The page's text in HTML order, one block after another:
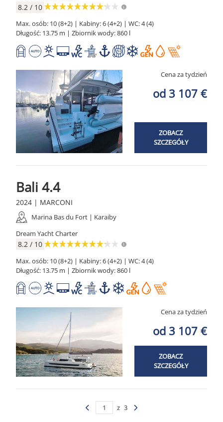
8.2 / 10
Max. osób: 10 (8+2) | Kabiny: 6 (4+2) | WC: 4 (4)
Długość: 13.75 m | Zbiornik wody: 860 l
Cena za tydzień
od 3 107 €
ZOBACZ
SZCZEGÓŁY
Bali 4.4
2024 | MARCONI
Marina Bas du Fort | Karaiby
Dream Yacht Charter
8.2 / 10
Max. osób: 10 (8+2) | Kabiny: 6 (4+2) | WC: 4 (4)
Długość: 13.75 m | Zbiornik wody: 860 l
Cena za tydzień
od 3 107 €
ZOBACZ
SZCZEGÓŁY
z 3